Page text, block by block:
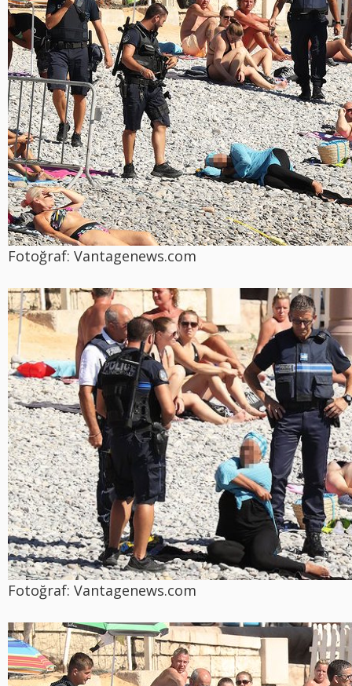
Fotoğraf: Vantagenews.com
Fotoğraf: Vantagenews.com